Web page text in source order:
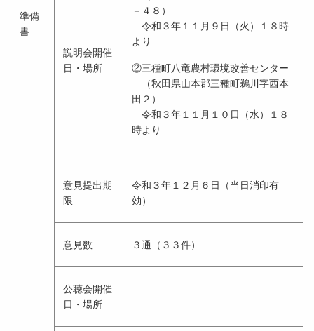
準備
書
説明会開催
日・場所
－４８）
令和３年１１月９日（火）１８時
より
②三種町八竜農村環境改善センター
（秋田県山本郡三種町鵜川字西本
田２）
令和３年１１月１０日（水）１８
時より
意見提出期
限
令和３年１２月６日（当日消印有
効）
意見数 ３通（３３件）
公聴会開催
日・場所